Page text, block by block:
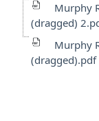
Murphy
(dragged)
Murphy
(dragged).pdf